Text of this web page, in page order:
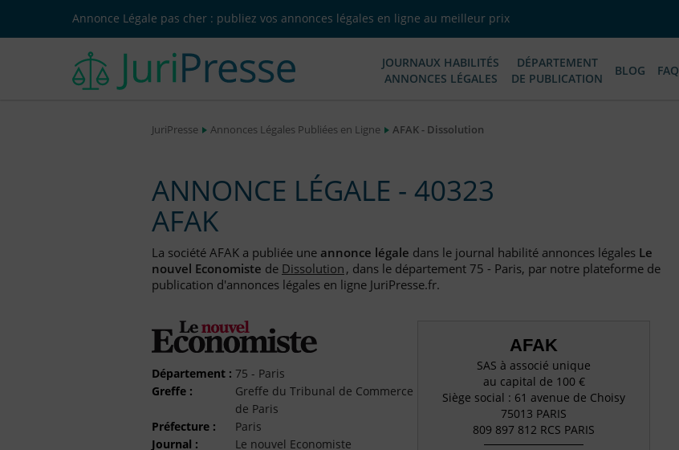
Annonce Légale pas cher : publiez vos annonces légales en ligne au meilleur prix
JOURNAUX HABILITÉS
ANNONCES LÉGALES
DÉPARTEMENT
DE PUBLICATION
BLOG FAQ
JuriPresse Annonces Légales Publiées en Ligne AFAK - Dissolution
ANNONCE LÉGALE - 40323
AFAK
La société AFAK a publiée une annonce légale dans le journal habilité annonces légales Le
nouvel Economiste de Dissolution, dans le département 75 - Paris, par notre plateforme de
publication d'annonces légales en ligne JuriPresse.fr.
Département : 75 - Paris
Greffe :
Greffe du Tribunal de Commerce
de Paris
Préfecture :
Paris
Journal :
Le nouvel Economiste
AFAK
SAS à associé unique
au capital de 100 €
Siège social : 61 avenue de Choisy
75013 PARIS
809 897 812 RCS PARIS